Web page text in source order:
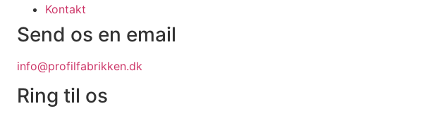
Kontakt
Send os en email
info@profilfabrikken.dk
Ring til os